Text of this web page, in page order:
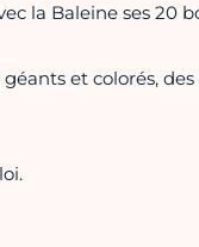
la Baleine ses 20
et colorés,